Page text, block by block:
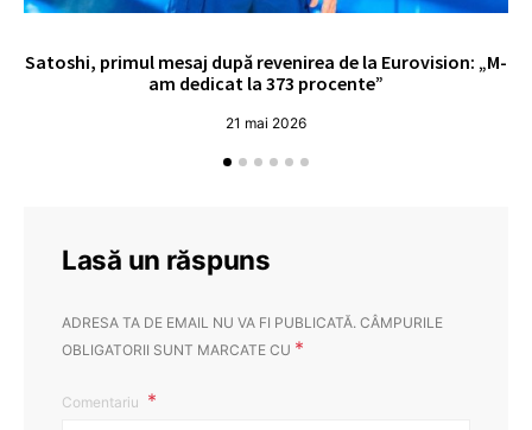
Satoshi, primul mesaj după revenirea de la Eurovision: „M-
am dedicat la 373 procente”
21 mai 2026
Lasă un răspuns
ADRESA TA DE EMAIL NU VA FI PUBLICATĂ. CÂMPURILE
OBLIGATORII SUNT MARCATE CU *
Comentariu